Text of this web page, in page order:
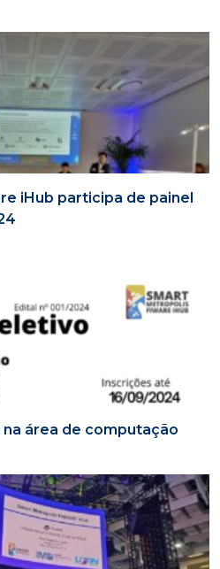
iHub participa de painel
área de computação